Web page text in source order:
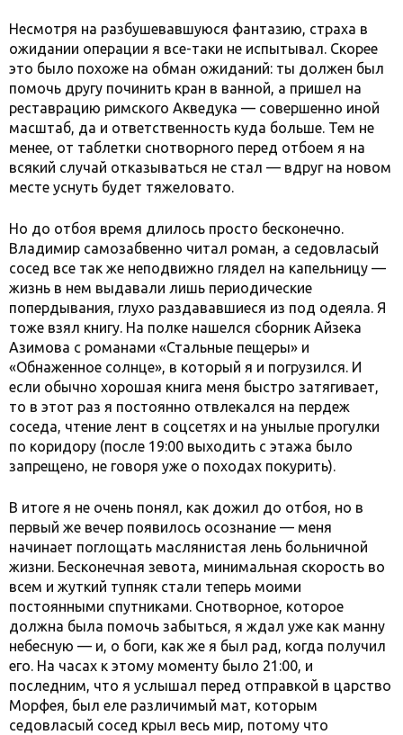
Несмотря на разбушевавшуюся фантазию, страха в
ожидании операции я все-таки не испытывал. Скорее
это было похоже на обман ожиданий: ты должен был
помочь другу починить кран в ванной, а пришел на
реставрацию римского Акведука — совершенно иной
масштаб, да и ответственность куда больше. Тем не
менее, от таблетки снотворного перед отбоем я на
всякий случай отказываться не стал — вдруг на новом
месте уснуть будет тяжеловато.
Но до отбоя время длилось просто бесконечно.
Владимир самозабвенно читал роман, а седовласый
сосед все так же неподвижно глядел на капельницу —
жизнь в нем выдавали лишь периодические
попердывания, глухо раздававшиеся из под одеяла. Я
тоже взял книгу. На полке нашелся сборник Айзека
Азимова с романами «Стальные пещеры» и
«Обнаженное солнце», в который я и погрузился. И
если обычно хорошая книга меня быстро затягивает,
то в этот раз я постоянно отвлекался на пердеж
соседа, чтение лент в соцсетях и на унылые прогулки
по коридору (после 19:00 выходить с этажа было
запрещено, не говоря уже о походах покурить).
В итоге я не очень понял, как дожил до отбоя, но в
первый же вечер появилось осознание — меня
начинает поглощать маслянистая лень больничной
жизни. Бесконечная зевота, минимальная скорость во
всем и жуткий тупняк стали теперь моими
постоянными спутниками. Снотворное, которое
должна была помочь забыться, я ждал уже как манну
небесную — и, о боги, как же я был рад, когда получил
его. На часах к этому моменту было 21:00, и
последним, что я услышал перед отправкой в царство
Морфея, был еле различимый мат, которым
седовласый сосед крыл весь мир, потому что